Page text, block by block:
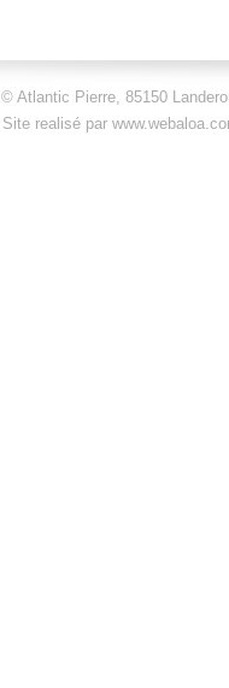
© Atlantic Pierre, 85150
Site realisé par